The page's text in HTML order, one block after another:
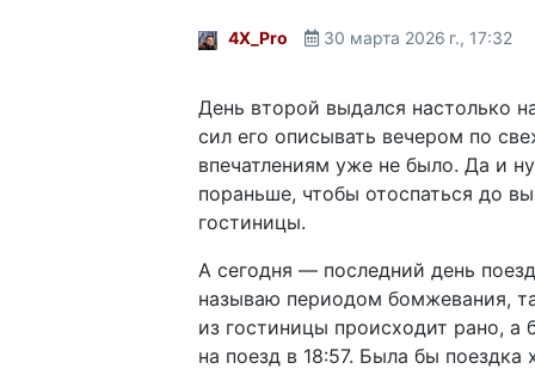
4X_Pro 30 марта 2026 г., 17:32
День второй выдался настолько
сил его описывать вечером по
впечатлениям уже не было. Да и
пораньше, чтобы отоспаться до
гостиницы.
А сегодня — последний день
называю периодом бомжевания,
из гостиницы происходит рано, а
на поезд в 18:57. Была бы поездка